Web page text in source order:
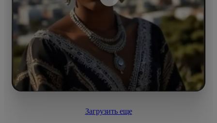
Загрузить еще